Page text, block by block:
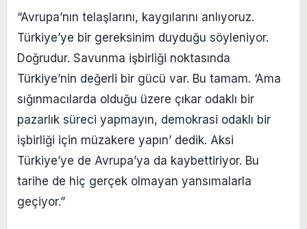
“Avrupa’nın telaşlarını, kaygılarını anlıyoruz.
Türkiye’ye bir gereksinim duyduğu söyleniyor.
Doğrudur. Savunma işbirliği noktasında
Türkiye’nin değerli bir gücü var. Bu tamam. ‘Ama
sığınmacılarda olduğu üzere çıkar odaklı bir
pazarlık süreci yapmayın, demokrasi odaklı bir
işbirliği için müzakere yapın’ dedik. Aksi
Türkiye’ye de Avrupa’ya da kaybettiriyor. Bu
tarihe de hiç gerçek olmayan yansımalarla
geçiyor.”